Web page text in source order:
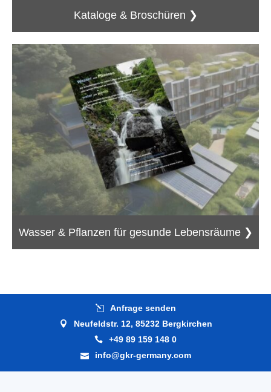
Kataloge & Broschüren ❯
Wasser & Pflanzen für gesunde Lebensräume ❯
Anfrage senden
Neufeldstr. 12, 85232 Bergkirchen
+49 89 159 148 0
info@gkr-germany.com